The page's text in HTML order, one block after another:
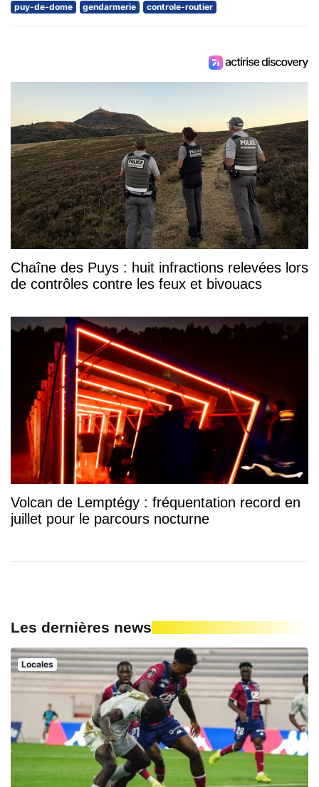
puy-de-dome gendarmerie controle-routier
Chaîne des Puys : huit infractions relevées lors
de contrôles contre les feux et bivouacs
Volcan de Lemptégy : fréquentation record en
juillet pour le parcours nocturne
Les dernières news
Locales